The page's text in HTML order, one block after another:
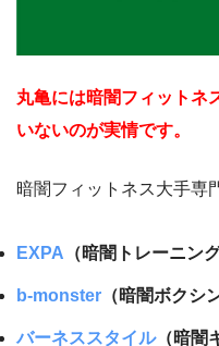
丸亀には暗闇フィットネ
いないのが実情です。
暗闇フィットネス大手専
EXPA （暗闇トレーニング
b-monster （暗闇ボクシ
バーネススタイル（暗闇